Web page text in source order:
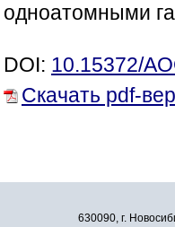
одноатомными
DOI: 10.15372/
Скачать pdf-
630090, г.